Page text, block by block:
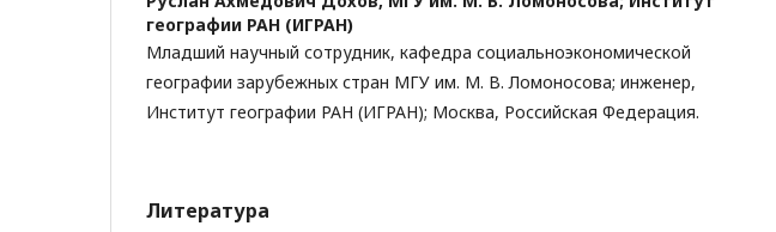
географии РАН (ИГРАН)
Младший научный сотрудник, кафедра социальноэкономической
географии зарубежных стран МГУ им. М. В. Ломоносова; инженер,
Институт географии РАН (ИГРАН); Москва, Российская Федерация.
Литература